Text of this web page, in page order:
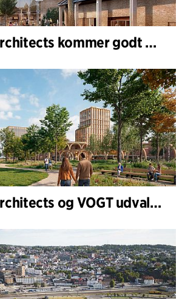
C.F. Møller Architects kommer godt ud af 2025
C.F. Møller Architects og VOGT udvalgt til at forme fremtidens Hamburg-Altona